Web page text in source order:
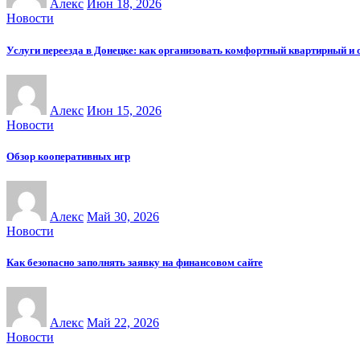
Алекс Июн 18, 2026
Новости
Услуги переезда в Донецке: как организовать комфортный квартирный и
Алекс Июн 15, 2026
Новости
Обзор кооперативных игр
Алекс Май 30, 2026
Новости
Как безопасно заполнять заявку на финансовом сайте
Алекс Май 22, 2026
Новости